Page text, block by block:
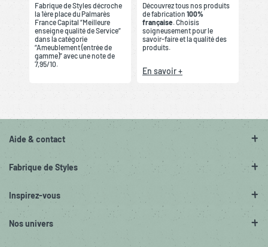
Fabrique de Styles décroche
la 1ère place du Palmarès
France Capital “Meilleure
enseigne qualité de Service”
dans la catégorie
“Ameublement (entrée de
gamme)” avec une note de
7,95/10.
Découvrez tous nos produits
de fabrication 100%
française . Choisis
soigneusement pour le
savoir-faire et la qualité des
produits.
En savoir +
Aide & contact
Fabrique de Styles
Inspirez-vous
Nos univers